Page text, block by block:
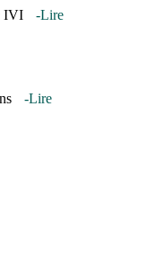
IVI -Lire
-Lire